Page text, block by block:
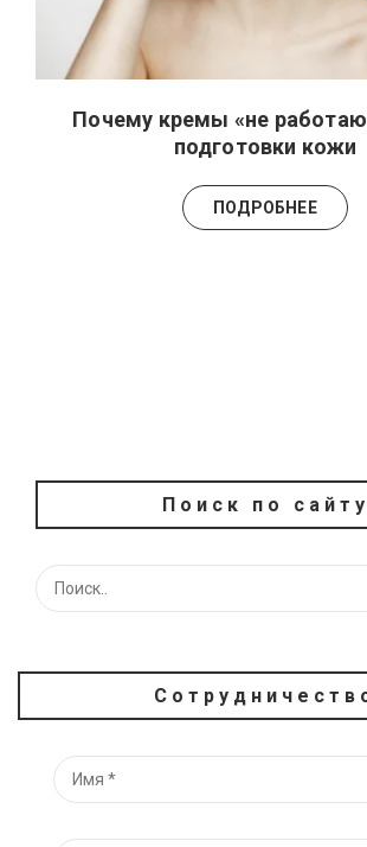
Почему кремы «не
подготовки кожи
ПОДРОБНЕЕ
Поиск по сайту